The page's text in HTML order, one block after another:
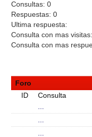
Consultas: 0
Respuestas: 0
Ultima respuesta:
Consulta con mas visitas:
Consulta con mas
Foro
ID
Consulta